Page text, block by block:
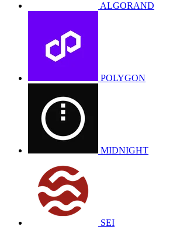
ALGORAND
POLYGON
MIDNIGHT
SEI